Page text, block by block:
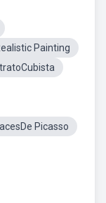
Painting
Picasso